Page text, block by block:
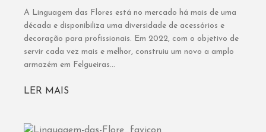
A Linguagem das Flores está no mercado há mais de uma
década e disponibiliza uma diversidade de acessórios e
decoração para profissionais. Em 2022, com o objetivo de
servir cada vez mais e melhor, construiu um novo a amplo
armazém em Felgueiras...
LER MAIS